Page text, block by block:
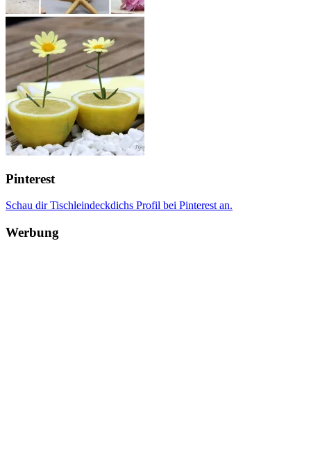
Pinterest
Schau dir Tischleindeckdichs Profil bei Pinterest an.
Werbung